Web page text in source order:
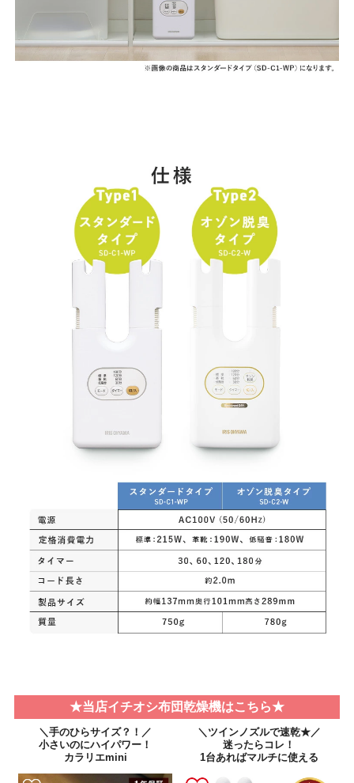
★当店イチオシ布団乾燥機はこちら★
＼手のひらサイズ？！／
小さいのにハイパワー！
カラリエmini
＼ツインノズルで速乾★／
迷ったらコレ！
1台あればマルチに使える